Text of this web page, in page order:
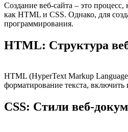
Создание веб-сайта – это
как HTML и CSS. Однако, для
программирования.
HTML: Структура
HTML (HyperText Markup
форматирование текста, включить
CSS: Стили веб-